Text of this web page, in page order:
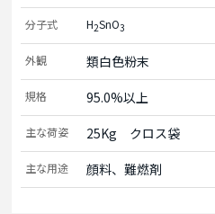
分子式 H2SnO3
外観 類白色粉末
規格 95.0%以上
主な荷姿 25Kg　クロス袋
主な用途 顔料、難燃剤